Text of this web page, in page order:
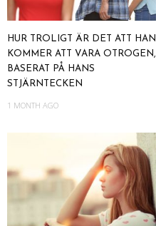
HUR TROLIGT ÄR DET ATT HAN
KOMMER ATT VARA OTROGEN,
BASERAT PÅ HANS
STJÄRNTECKEN
1 MONTH AGO